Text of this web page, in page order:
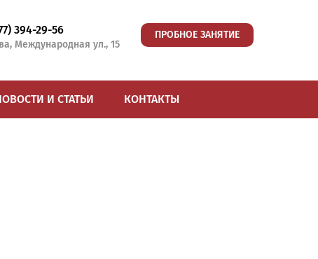
394-29-56
Международная ул., 15
ПРОБНОЕ ЗАНЯТИЕ
И СТАТЬИ КОНТАКТЫ